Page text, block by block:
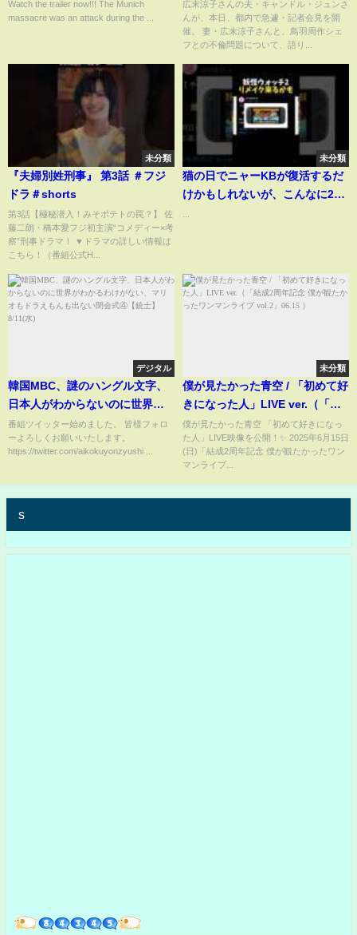
Watch the trailer now!!! The Munich
massacre was an attack during the ...
広末涼子さんの夫・キャンドル・ジュンさ
んが、本日、都内で急遽・記者会見を開
催。 妻・広末涼子さんと、鳥羽周作シェ
フとの不倫問題について、語り...
未分類
『夫婦別姓刑事』 第3話 ＃フジ
ドラ＃shorts
第3話【極秘潜入！みそポテトの罠？】 佐
藤二朗・橋本愛フジ初主演“コメディー×考
察”刑事ドラマ！ ▼ドラマの詳しい情報は
こちら！（番組公式H...
未分類
猫の日でニャーKBが復活するだ
けかもしれないが、こんなに2が
いはずだ。
デジタル
韓国MBC、謎のハングル文字、
日本人がわからないのに世界が
わかるわけがない、マリオもド
ラえもんも出ない閉会式④【銃
士】8/11(水)
番組ツイッター始めました。 皆様フォロ
ーよろしくお願いいたします。
https://twitter.com/aikokuyonzyushi ...
未分類
僕が見たかった青空 / 「初めて好
きになった人」LIVE ver.（「結
成2周年記念 僕が観たかったワン
マンライブ vol.2」06.15 ）
僕が見たかった青空 「初めて好きになっ
た人」LIVE映像を公開！✨ 2025年6月15日
(日)「結成2周年記念 僕が観たかったワン
マンライブ...
s